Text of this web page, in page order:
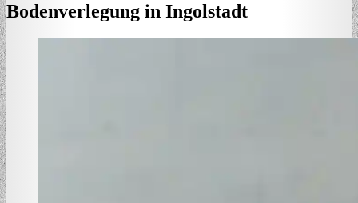
Bodenverlegung in Ingolstadt